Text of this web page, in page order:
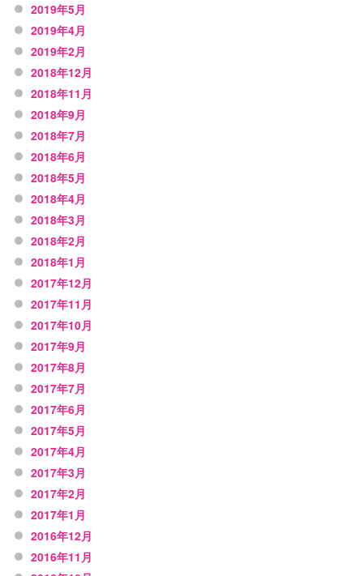
2019年5月
2019年4月
2019年2月
2018年12月
2018年11月
2018年9月
2018年7月
2018年6月
2018年5月
2018年4月
2018年3月
2018年2月
2018年1月
2017年12月
2017年11月
2017年10月
2017年9月
2017年8月
2017年7月
2017年6月
2017年5月
2017年4月
2017年3月
2017年2月
2017年1月
2016年12月
2016年11月